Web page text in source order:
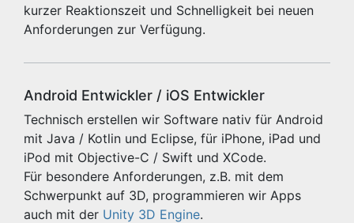
kurzer Reaktionszeit und Schnelligkeit bei neuen
Anforderungen zur Verfügung.
Android Entwickler / iOS Entwickler
Technisch erstellen wir Software nativ für Android
mit Java / Kotlin und Eclipse, für iPhone, iPad und
iPod mit Objective-C / Swift und XCode.
Für besondere Anforderungen, z.B. mit dem
Schwerpunkt auf 3D, programmieren wir Apps
auch mit der Unity 3D Engine.